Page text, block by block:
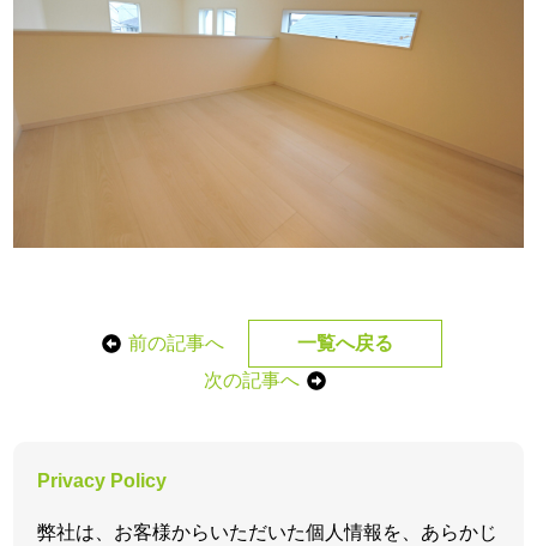
前の記事へ
一覧へ戻る
次の記事へ
Privacy Policy
弊社は、お客様からいただいた個人情報を、あらかじ